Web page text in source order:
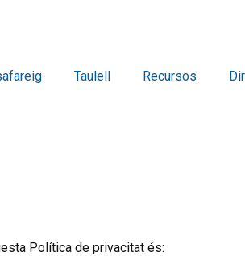
Taulell Recursos
Política de privacitat és: